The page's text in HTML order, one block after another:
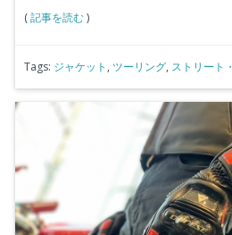
(記事を読む)
Tags: ジャケット , ツーリング, ストリート